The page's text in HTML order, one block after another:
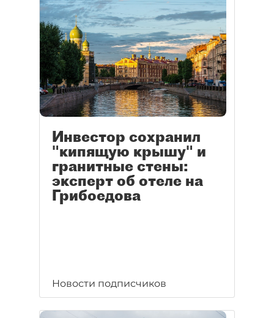
Инвестор сохранил
"кипящую крышу" и
гранитные стены:
эксперт об отеле на
Грибоедова
Новости подписчиков